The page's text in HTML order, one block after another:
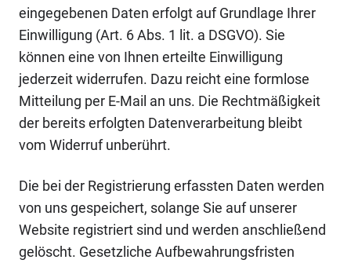
eingegebenen Daten erfolgt auf Grundlage Ihrer
Einwilligung (Art. 6 Abs. 1 lit. a DSGVO). Sie
können eine von Ihnen erteilte Einwilligung
jederzeit widerrufen. Dazu reicht eine formlose
Mitteilung per E-Mail an uns. Die Rechtmäßigkeit
der bereits erfolgten Datenverarbeitung bleibt
vom Widerruf unberührt.
Die bei der Registrierung erfassten Daten werden
von uns gespeichert, solange Sie auf unserer
Website registriert sind und werden anschließend
gelöscht. Gesetzliche Aufbewahrungsfristen